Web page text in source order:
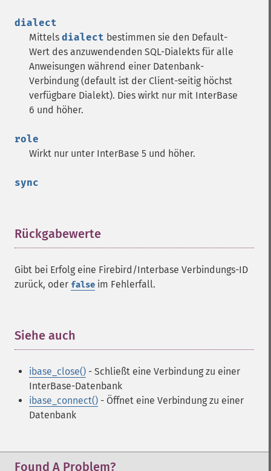
dialect
Mittels dialect bestimmen sie den Default-
Wert des anzuwendenden SQL-Dialekts für alle
Anweisungen während einer Datenbank-
Verbindung (default ist der Client-seitig höchst
verfügbare Dialekt). Dies wirkt nur mit InterBase
6 und höher.
role
Wirkt nur unter InterBase 5 und höher.
sync
Rückgabewerte
Gibt bei Erfolg eine Firebird/Interbase Verbindungs-ID
zurück, oder false im Fehlerfall.
Siehe auch
ibase_close() - Schließt eine Verbindung zu einer
InterBase-Datenbank
ibase_connect() - Öffnet eine Verbindung zu einer
Datenbank
Found A Problem?